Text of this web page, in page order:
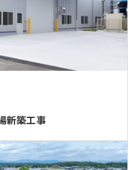
新築工事